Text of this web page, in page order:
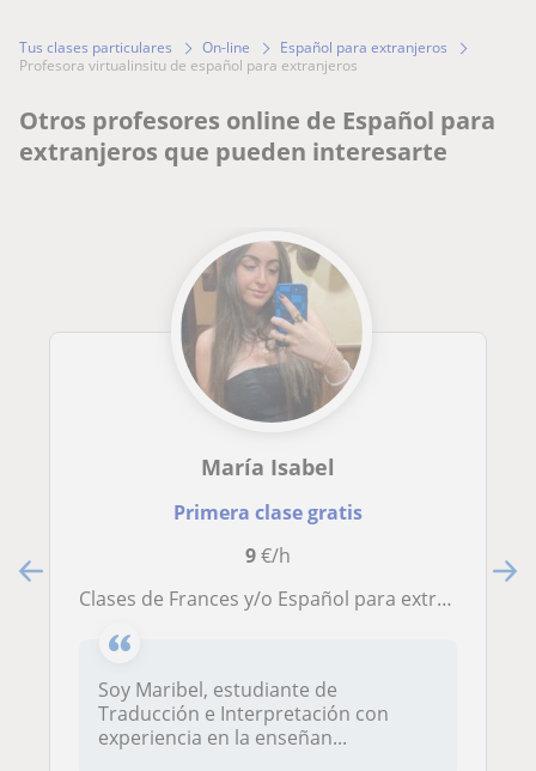
Tus clases particulares On-line
Español para extranjeros
profesora virtualinsitu de español para extranjeros
Otros profesores online de Español para
extranjeros que pueden interesarte
María Isabel
Primera clase gratis
9€/h
Clases de Frances y/o Español para extranjeros
Soy Maribel, estudiante de
Traducción e Interpretación con
experiencia en la enseñan...